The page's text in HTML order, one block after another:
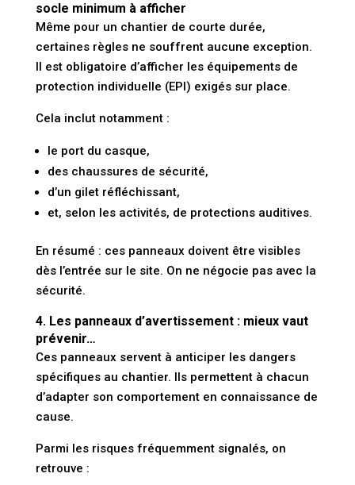
socle minimum à afficher
Même pour un chantier de courte durée,
certaines règles ne souffrent aucune exception.
Il est obligatoire d’afficher les équipements de
protection individuelle (EPI) exigés sur place.
Cela inclut notamment :
le port du casque,
des chaussures de sécurité,
d’un gilet réfléchissant,
et, selon les activités, de protections auditives.
En résumé : ces panneaux doivent être visibles
dès l’entrée sur le site. On ne négocie pas avec la
sécurité.
4. Les panneaux d’avertissement : mieux vaut
prévenir…
Ces panneaux servent à anticiper les dangers
spécifiques au chantier. Ils permettent à chacun
d’adapter son comportement en connaissance de
cause.
Parmi les risques fréquemment signalés, on
retrouve :